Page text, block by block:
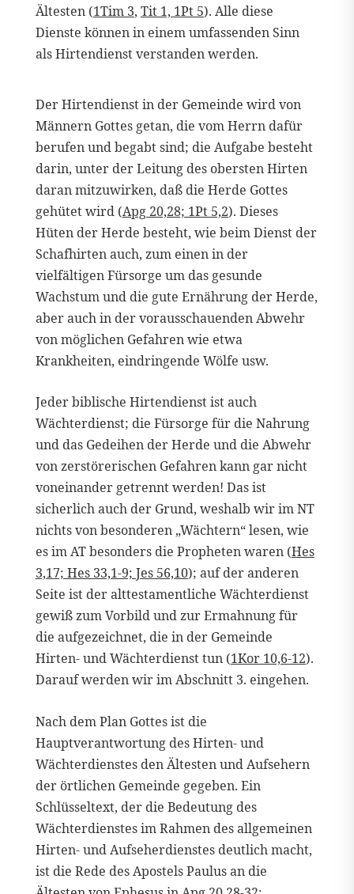
Ältesten (1Tim 3, Tit 1, 1Pt 5). Alle diese
Dienste können in einem umfassenden Sinn
als Hirtendienst verstanden werden.
Der Hirtendienst in der Gemeinde wird von
Männern Gottes getan, die vom Herrn dafür
berufen und begabt sind; die Aufgabe besteht
darin, unter der Leitung des obersten Hirten
daran mitzuwirken, daß die Herde Gottes
gehütet wird (Apg 20,28; 1Pt 5,2). Dieses
Hüten der Herde besteht, wie beim Dienst der
Schafhirten auch, zum einen in der
vielfältigen Fürsorge um das gesunde
Wachstum und die gute Ernährung der Herde,
aber auch in der vorausschauenden Abwehr
von möglichen Gefahren wie etwa
Krankheiten, eindringende Wölfe usw.
Jeder biblische Hirtendienst ist auch
Wächterdienst; die Fürsorge für die Nahrung
und das Gedeihen der Herde und die Abwehr
von zerstörerischen Gefahren kann gar nicht
voneinander getrennt werden! Das ist
sicherlich auch der Grund, weshalb wir im NT
nichts von besonderen „Wächtern“ lesen, wie
es im AT besonders die Propheten waren (Hes
3,17; Hes 33,1-9; Jes 56,10); auf der anderen
Seite ist der alttestamentliche Wächterdienst
gewiß zum Vorbild und zur Ermahnung für
die aufgezeichnet, die in der Gemeinde
Hirten- und Wächterdienst tun (1Kor 10,6-12).
Darauf werden wir im Abschnitt 3. eingehen.
Nach dem Plan Gottes ist die
Hauptverantwortung des Hirten- und
Wächterdienstes den Ältesten und Aufsehern
der örtlichen Gemeinde gegeben. Ein
Schlüsseltext, der die Bedeutung des
Wächterdienstes im Rahmen des allgemeinen
Hirten- und Aufseherdienstes deutlich macht,
ist die Rede des Apostels Paulus an die